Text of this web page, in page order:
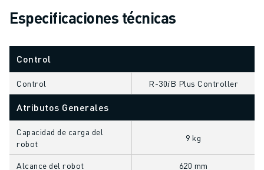
TODAS LAS APLICACIONES
SOLDADURA POR ARCO
MONTAJE
RECTIFICADO CNC
TALADRADO Y ROSCADO DE ALTA VELOCIDAD
MOLDEO POR INYECCIÓN
MÁQUINAS
Especificaciones técnicas
Control
Control R-30𝑖B Plus Controller
Atributos Generales
Capacidad de carga del
robot
9 kg
Alcance del robot 620 mm